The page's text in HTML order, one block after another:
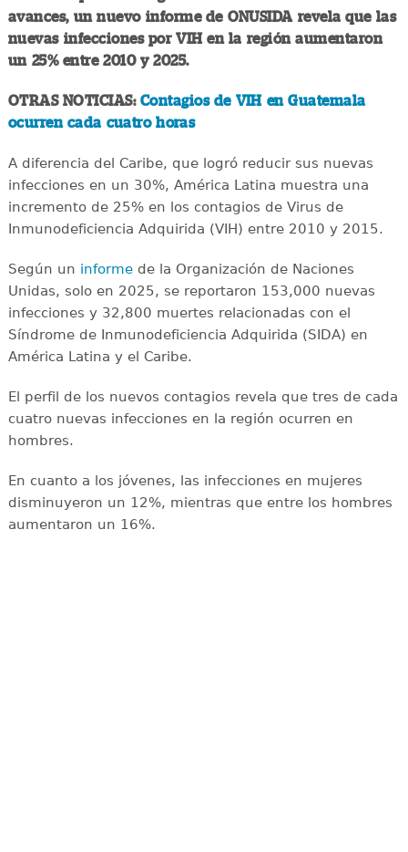
avances, un nuevo informe de ONUSIDA revela que las
nuevas infecciones por VIH en la región aumentaron
un 25% entre 2010 y 2025.
OTRAS NOTICIAS: Contagios de VIH en Guatemala
ocurren cada cuatro horas
A diferencia del Caribe, que logró reducir sus nuevas
infecciones en un 30%, América Latina muestra una
incremento de 25% en los contagios de Virus de
Inmunodeficiencia Adquirida (VIH) entre 2010 y 2015.
Según un informede la Organización de Naciones
Unidas, solo en 2025, se reportaron 153,000 nuevas
infecciones y 32,800 muertes relacionadas con el
Síndrome de Inmunodeficiencia Adquirida (SIDA) en
América Latina y el Caribe.
El perfil de los nuevos contagios revela que tres de cada
cuatro nuevas infecciones en la región ocurren en
hombres.
En cuanto a los jóvenes, las infecciones en mujeres
disminuyeron un 12%, mientras que entre los hombres
aumentaron un 16%.